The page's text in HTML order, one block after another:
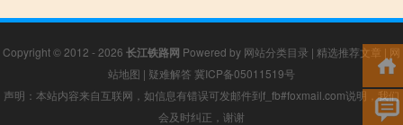
Copyright © 2012 - 2026 长江铁路网 Powered by 网站分类目录 | 精选推荐文章 | 网
站地图 | 疑难解答 冀ICP备05011519号
声明：本站内容来自互联网，如信息有错误可发邮件到f_fb#foxmail.com说明，我们
会及时纠正，谢谢